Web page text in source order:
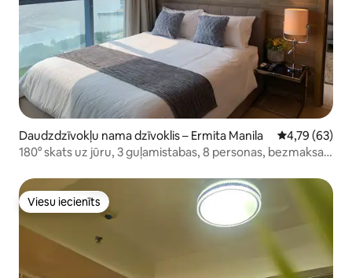
Daudzdzīvokļu nama dzīvoklis – Ermita Manila Vidējais
4,79 (63)
180° skats uz jūru, 3 guļamistabas, 8 personas, bezmaksas
Viesu iecienīts
Viesu iecienīts